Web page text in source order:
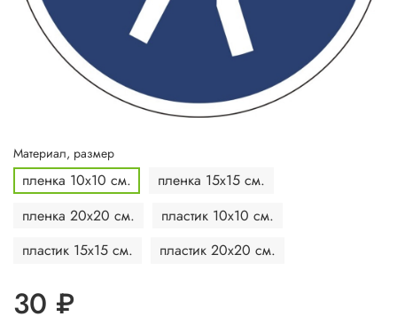
Материал, размер
пленка 10х10 см.
пленка 15х15 см.
пленка 20х20 см.
пластик 10х10 см.
пластик 15х15 см.
пластик 20х20 см.
30 ₽